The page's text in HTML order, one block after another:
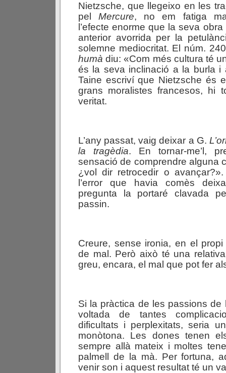
Nietzsche, que llegeixo en les
pelMercure, no em fatiga
l’efecte enorme que la seva
anterior avorrida per la
solemne mediocritat. El núm.
humà diu: «Com més cultura té
és la seva inclinació a la burla i
Taine escriví que Nietzsche és
grans moralistes francesos, hi
veritat.
L’any passat, vaig deixar a G.
la tragèdia. En tornar-me’l,
sensació de comprendre alguna
¿vol dir retrocedir o
l’error que havia comès
pregunta la portaré clavada
passin.
Creure, sense ironia, en el
de mal. Però això té una
greu, encara, el mal que pot fer
Si la pràctica de les passions de
voltada de tantes
dificultats i perplexitats, seria
monòtona. Les dones tenen
sempre allà mateix i moltes
palmell de la mà. Per fortuna,
venir son i aquest resultat té un